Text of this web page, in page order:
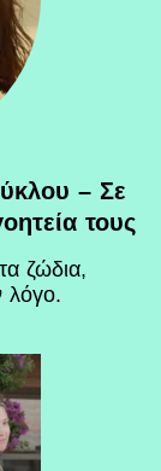
– Σε
τους
ζώδια,
λόγο.